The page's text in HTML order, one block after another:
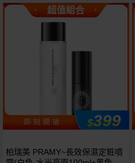
超值組合
即 刻 開 搶 $399
柏瑞美 PRAMY~長效保濕定粧噴